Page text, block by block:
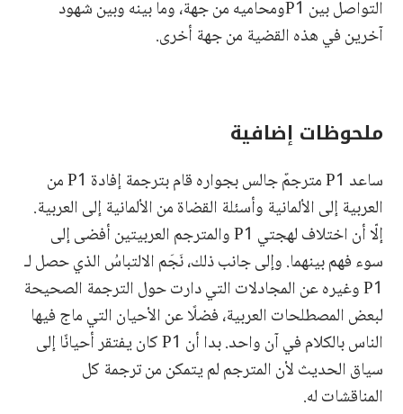
التواصل بين P1ومحاميه من جهة، وما بينه وبين شهود
آخرين في هذه القضية من جهة أخرى.
ملحوظات إضافية
ساعد P1 مترجمٌ جالس بجواره قام بترجمة إفادة P1 من
العربية إلى الألمانية وأسئلة القضاة من الألمانية إلى العربية.
إلّا أن اختلاف لهجتي P1 والمترجم العربيتين أفضى إلى
سوء فهم بينهما. وإلى جانب ذلك، نَجَم الالتباسُ الذي حصل لـ
P1 وغيره عن المجادلات التي دارت حول الترجمة الصحيحة
لبعض المصطلحات العربية، فضلًا عن الأحيان التي ماج فيها
الناس بالكلام في آن واحد. بدا أن P1 كان يفتقر أحيانًا إلى
سياق الحديث لأن المترجم لم يتمكن من ترجمة كل
المناقشات له.